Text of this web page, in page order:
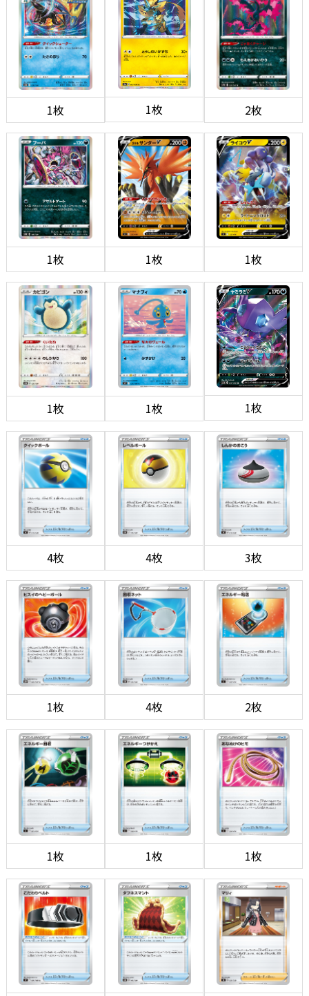
1枚 1枚 2枚
1枚 1枚 1枚
1枚 1枚 1枚
4枚 4枚 3枚
1枚 4枚 2枚
1枚 1枚 1枚